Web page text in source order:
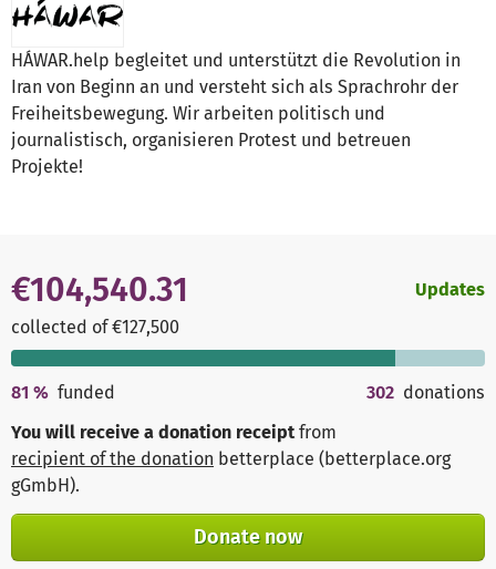
HÁWAR.help begleitet und unterstützt die Revolution in
Iran von Beginn an und versteht sich als Sprachrohr der
Freiheitsbewegung. Wir arbeiten politisch und
journalistisch, organisieren Protest und betreuen
Projekte!
€104,540.31
collected of €127,500
Updates
81 % funded 302 donations
You will receive a donation receipt from
recipient of the donation betterplace (betterplace.org
gGmbH).
Donate now